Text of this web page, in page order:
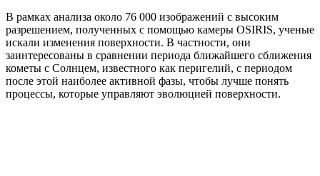
В рамках анализа около 76 000 изображений с высоким
разрешением, полученных с помощью камеры OSIRIS, ученые
искали изменения поверхности. В частности, они
заинтересованы в сравнении периода ближайшего сближения
кометы с Солнцем, известного как перигелий, с периодом
после этой наиболее активной фазы, чтобы лучше понять
процессы, которые управляют эволюцией поверхности.